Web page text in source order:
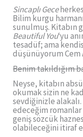
Sincaplı Gece
Bilim kurgu
sunulmuş. Kitabın
Beautiful You‘yu
tesadüf; ama
düşünüyorum Cem
Benim takıldığım
Neyse, kitabın
okumak sizin ne
sevdiğinizle
edeceğim romanlar
geniş sözcük
olabileceğini itiraf